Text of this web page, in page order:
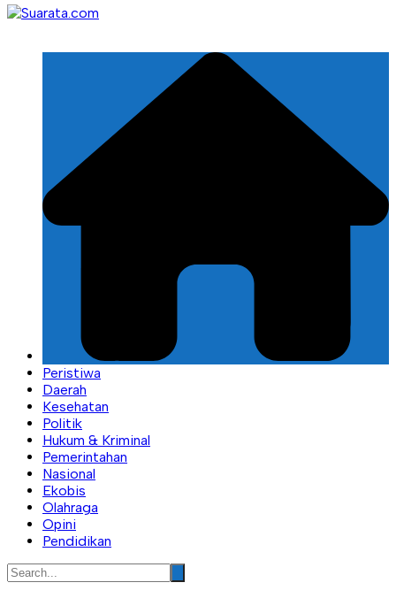
Peristiwa
Daerah
Kesehatan
Politik
Hukum & Kriminal
Pemerintahan
Nasional
Ekobis
Olahraga
Opini
Pendidikan